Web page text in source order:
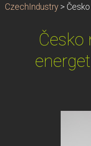
CzechIndustry >
Česko